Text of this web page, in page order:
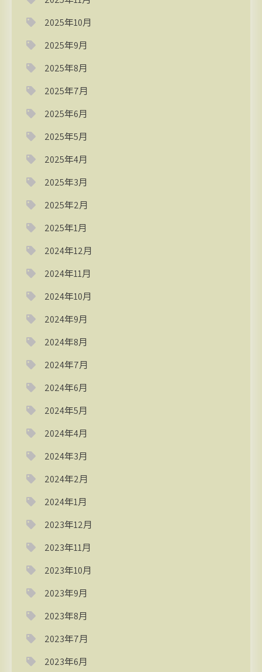
2025年10月
2025年9月
2025年8月
2025年7月
2025年6月
2025年5月
2025年4月
2025年3月
2025年2月
2025年1月
2024年12月
2024年11月
2024年10月
2024年9月
2024年8月
2024年7月
2024年6月
2024年5月
2024年4月
2024年3月
2024年2月
2024年1月
2023年12月
2023年11月
2023年10月
2023年9月
2023年8月
2023年7月
2023年6月